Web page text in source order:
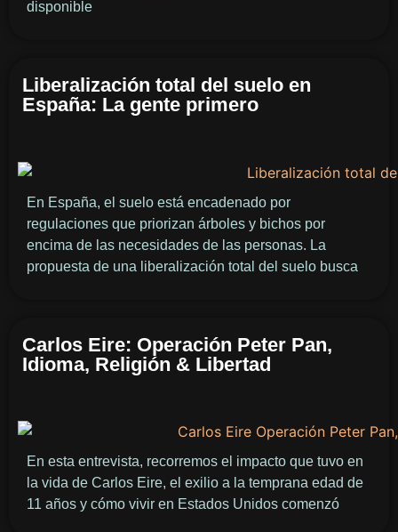
disponible
Liberalización total del suelo en
España: La gente primero
En España, el suelo está encadenado por
regulaciones que priorizan árboles y bichos por
encima de las necesidades de las personas. La
propuesta de una liberalización total del suelo busca
Carlos Eire: Operación Peter Pan,
Idioma, Religión & Libertad
En esta entrevista, recorremos el impacto que tuvo en
la vida de Carlos Eire, el exilio a la temprana edad de
11 años y cómo vivir en Estados Unidos comenzó